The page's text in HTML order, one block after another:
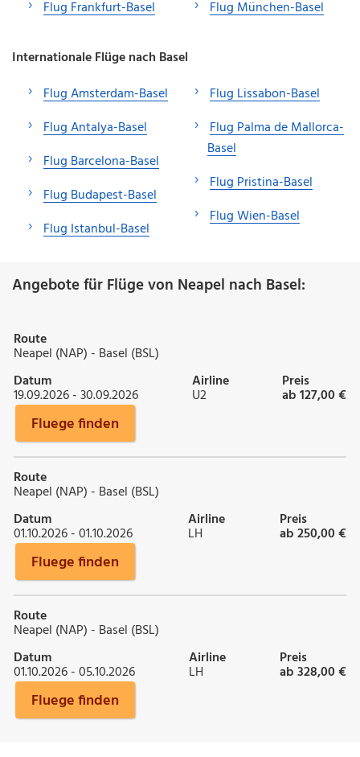
Flug Frankfurt-Basel Flug München-Basel
Internationale Flüge nach Basel
Flug Amsterdam-Basel
Flug Antalya-Basel
Flug Barcelona-Basel
Flug Budapest-Basel
Flug Istanbul-Basel
Flug Lissabon-Basel
Flug Palma de Mallorca-
Basel
Flug Pristina-Basel
Flug Wien-Basel
Angebote für Flüge von Neapel nach Basel:
Route
Neapel (NAP) - Basel (BSL)
Datum
19.09.2026 - 30.09.2026
Airline
U2
Preis
ab 127,00 €
Fluege finden
Route
Neapel (NAP) - Basel (BSL)
Datum
01.10.2026 - 01.10.2026
Airline
LH
Preis
ab 250,00 €
Fluege finden
Route
Neapel (NAP) - Basel (BSL)
Datum
01.10.2026 - 05.10.2026
Airline
LH
Preis
ab 328,00 €
Fluege finden